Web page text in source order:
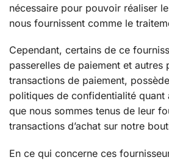
nécessaire pour pouvoir réaliser
nous fournissent comme le
Cependant, certains de ce
passerelles de paiement et autres
transactions de paiement,
politiques de confidentialité quant
que nous sommes tenus de leur
transactions d’achat sur notre
En ce qui concerne ces